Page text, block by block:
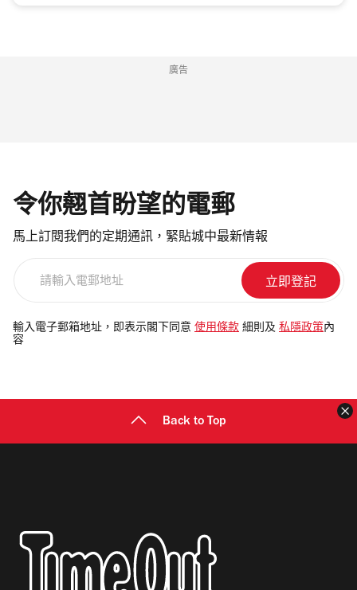
廣告
令你翹首盼望的電郵
馬上訂閱我們的定期通訊，緊貼城中最新情報
電
郵
輸入電子郵箱地址，即表示閣下同意 使用條款 細則及 私隱政策 內
容
Back to Top